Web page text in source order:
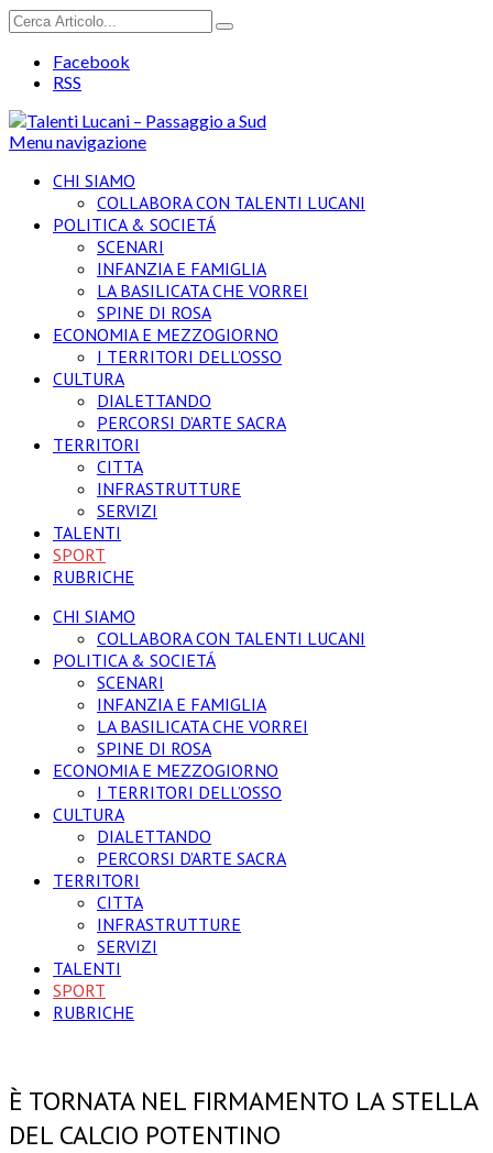
Facebook
RSS
Menu navigazione
CHI SIAMO
COLLABORA CON TALENTI LUCANI
POLITICA & SOCIETÁ
SCENARI
INFANZIA E FAMIGLIA
LA BASILICATA CHE VORREI
SPINE DI ROSA
ECONOMIA E MEZZOGIORNO
I TERRITORI DELL’OSSO
CULTURA
DIALETTANDO
PERCORSI D’ARTE SACRA
TERRITORI
CITTA
INFRASTRUTTURE
SERVIZI
TALENTI
SPORT
RUBRICHE
CHI SIAMO
COLLABORA CON TALENTI LUCANI
POLITICA & SOCIETÁ
SCENARI
INFANZIA E FAMIGLIA
LA BASILICATA CHE VORREI
SPINE DI ROSA
ECONOMIA E MEZZOGIORNO
I TERRITORI DELL’OSSO
CULTURA
DIALETTANDO
PERCORSI D’ARTE SACRA
TERRITORI
CITTA
INFRASTRUTTURE
SERVIZI
TALENTI
SPORT
RUBRICHE
È TORNATA NEL FIRMAMENTO LA STELLA
DEL CALCIO POTENTINO